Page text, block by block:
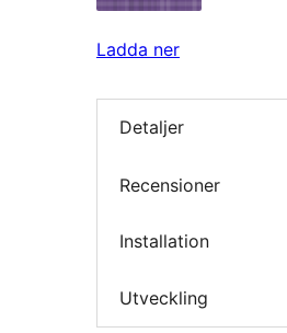
Ladda ner
Detaljer
Recensioner
Installation
Utveckling